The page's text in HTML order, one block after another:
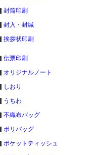
封筒印刷
封入・封緘
挨拶状印刷
伝票印刷
オリジナルノート
しおり
うちわ
不織布バッグ
ポリバッグ
ポケットティッシュ